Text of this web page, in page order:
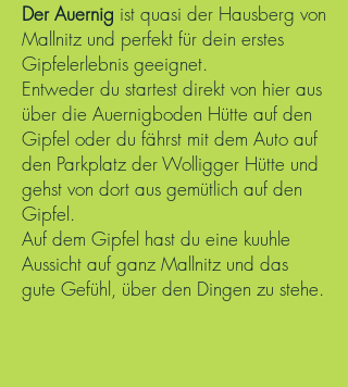
Der Auernig ist quasi der Hausberg von
Mallnitz und perfekt für dein erstes
Gipfelerlebnis geeignet.
Entweder du startest direkt von hier aus
über die Auernigboden Hütte auf den
Gipfel oder du fährst mit dem Auto auf
den Parkplatz der Wolligger Hütte und
gehst von dort aus gemütlich auf den
Gipfel.
Auf dem Gipfel hast du eine kuuhle
Aussicht auf ganz Mallnitz und das
gute Gefühl, über den Dingen zu stehe.